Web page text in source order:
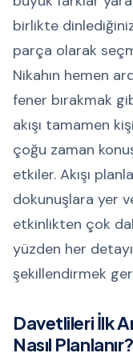
birlikte
parça olarak
Nikahın hemen
fener bırakmak
akışı tamamen
çoğu zaman
etkiler. Akışı
dokunuşlara yer
etkinlikten çok
yüzden her
şekillendirmek
Davetlileri İlk
Nasıl Planlanır?